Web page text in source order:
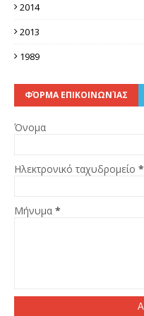
2014
2013
1989
ΦΌΡΜΑ ΕΠΙΚΟΙΝΩΝΊΑΣ
Όνομα
Ηλεκτρονικό ταχυδρομείο *
Μήνυμα *